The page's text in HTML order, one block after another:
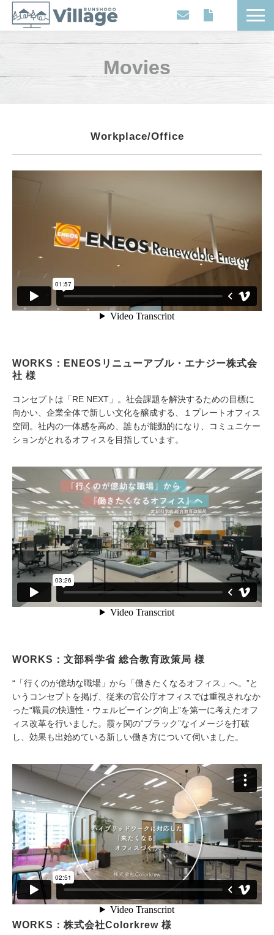
Workplaces
Movies
About
Movies
Workplace/Office
WORKS：ENEOSリニューアブル・エナジー株式会
社 様
コンセプトは「RE NEXT」。社会課題を解決するための目標に
向かい、企業全体で新しい文化を醸成する、１プレートオフィス
空間。社内の一体感を高め、誰もが能動的になり、コミュニケー
ションがとれるオフィスを目指しています。
WORKS：文部科学省 総合教育政策局 様
“「行くのが億劫な職場」から「働きたくなるオフィス」へ。”と
いうコンセプトを掲げ、従来の官公庁オフィスでは重視されなか
った“職員の快適性・ウェルビーイング向上”を第一に考えたオフ
ィス改革を行いました。霞ヶ関の“ブラック”なイメージを打破
し、効果も出始めている新しい働き方について伺いました。
WORKS：株式会社Colorkrew 様